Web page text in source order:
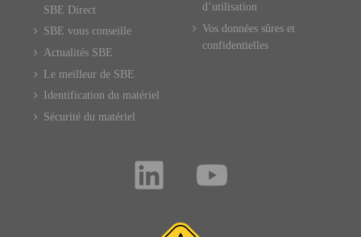
SBE Direct
SBE vous conseille
Actualités SBE
Le meilleur de SBE
Identification du matériel
Sécurité du matériel
d’utilisation
Vos données sûres et
confidentielles